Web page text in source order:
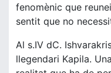
fenomènic que
sentit que no
Al s.IV dC.
llegendari Kapila.